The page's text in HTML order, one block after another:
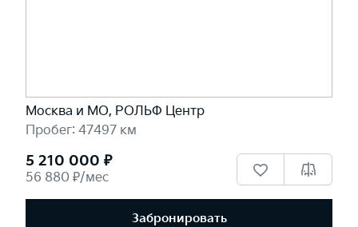
Москва и МО, РОЛЬФ Центр
Пробег: 47497 км
5 210 000 ₽
56 880 ₽/мес
Забронировать